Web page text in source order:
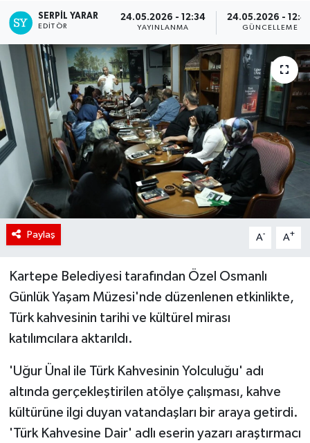
SERPİL YARAR
EDITÖR
24.05.2026 - 12:34
YAYINLANMA
24.05.2026 -
GÜNCELLEME
Paylaş A- A+
Kartepe Belediyesi tarafından Özel Osmanlı
Günlük Yaşam Müzesi'nde düzenlenen etkinlikte,
Türk kahvesinin tarihi ve kültürel mirası
katılımcılara aktarıldı.
'Uğur Ünal ile Türk Kahvesinin Yolculuğu' adı
altında gerçekleştirilen atölye çalışması, kahve
kültürüne ilgi duyan vatandaşları bir araya getirdi.
'Türk Kahvesine Dair' adlı eserin yazarı araştırmacı